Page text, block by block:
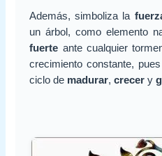
Además, simboliza la
un árbol, como elemento
fuerte ante cualquier
crecimiento constante,
ciclo de madurar,crecer y